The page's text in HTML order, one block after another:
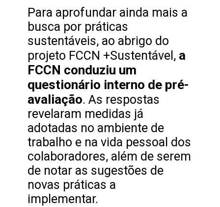
Para aprofundar ainda mais a
busca por práticas
sustentáveis, ao abrigo do
projeto FCCN +Sustentável, a
FCCN conduziu um
questionário interno de pré-
avaliação. As respostas
revelaram medidas já
adotadas no ambiente de
trabalho e na vida pessoal dos
colaboradores, além de serem
de notar as sugestões de
novas práticas a
implementar.